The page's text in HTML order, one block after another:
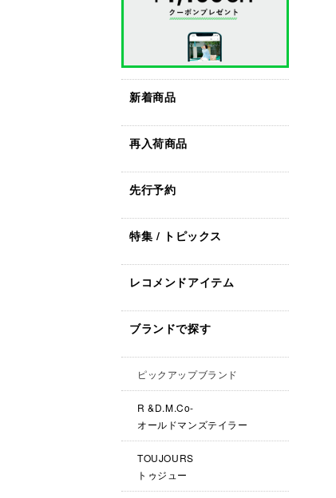
新着商品
再入荷商品
先行予約
特集 / トピックス
レコメンドアイテム
ブランドで探す
ピックアップブランド
R &D.M.Co-
オールドマンズテイラー
TOUJOURS
トゥジュー